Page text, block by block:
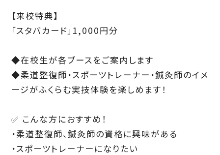
【来校特典】
「スタバカード」1,000円分
◆在校生が各ブースをご案内します
◆柔道整復師・スポーツトレーナー・鍼灸師のイメ
ージがふくらむ実技体験を楽しめます！
✅ こんな方におすすめ！
・柔道整復師、鍼灸師の資格に興味がある
・スポーツトレーナーになりたい